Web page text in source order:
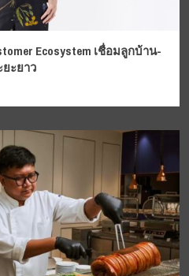
Ecosystem เชื่อมลูกบ้าน-
ะยาว